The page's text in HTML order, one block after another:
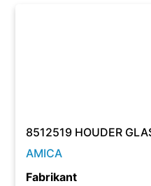
8512519 HOUDER
AMICA
Fabrikant